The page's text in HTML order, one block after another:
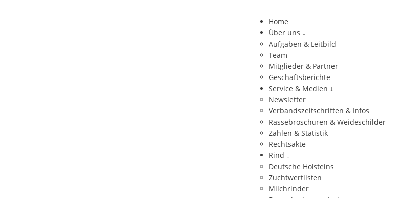
Home
Über uns ↓
Aufgaben & Leitbild
Team
Mitglieder & Partner
Geschäftsberichte
Service & Medien ↓
Newsletter
Verbandszeitschriften & Infos
Rassebroschüren & Weideschilder
Zahlen & Statistik
Rechtsakte
Rind ↓
Deutsche Holsteins
Zuchtwertlisten
Milchrinder